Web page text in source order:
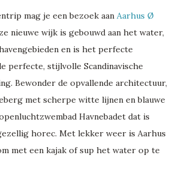
mag je een bezoek aan Aarhus Ø
nieuwe wijk is gebouwd aan het water,
en is het perfecte
perfecte, stijlvolle Scandinavische
Bewonder de opvallende architectuur,
met scherpe witte lijnen en blauwe
Havnebadet dat is
horec. Met lekker weer is Aarhus
met een kajak of sup het water op te